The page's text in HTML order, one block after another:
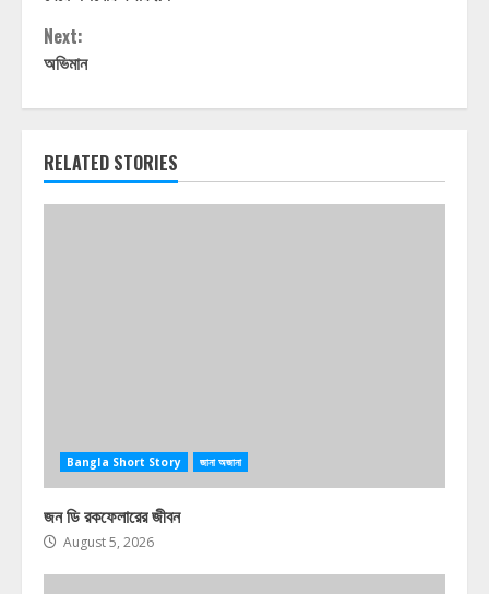
Reading
Next:
অভিমান
RELATED STORIES
Bangla Short Story জানা অজানা
জন ডি রকফেলারের জীবন
August 5, 2026